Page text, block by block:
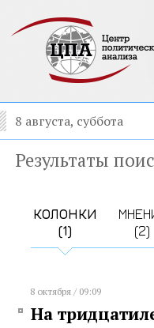
8 августа, суббота
Результаты
КОЛОНКИ
(1)
(2)
8 октября / 09:09
На